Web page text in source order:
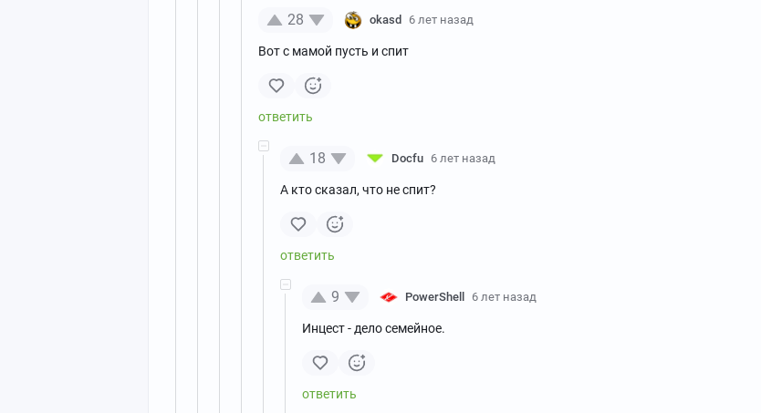
28 okasd 6 лет назад
Вот с мамой пусть и спит
18 Docfu 6 лет назад
А кто сказал, что не спит?
9 PowerShell 6 лет назад
Инцест - дело семейное.